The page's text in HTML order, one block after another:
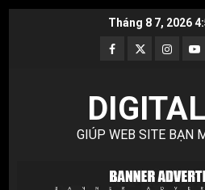
Tháng 8 7, 2026
Facebook
Twitter
GIÚP WEB SITE BẠN